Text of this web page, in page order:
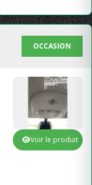
OCCASION
Voir le produit